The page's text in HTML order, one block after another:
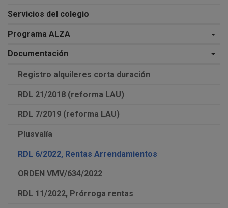
Servicios del colegio
Programa ALZA
Documentación
Registro alquileres corta duración
RDL 21/2018 (reforma LAU)
RDL 7/2019 (reforma LAU)
Plusvalía
RDL 6/2022, Rentas Arrendamientos
ORDEN VMV/634/2022
RDL 11/2022, Prórroga rentas